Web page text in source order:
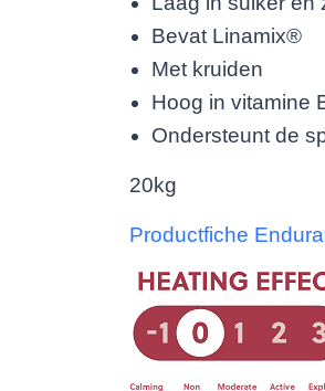
Bevat Linamix®
Met kruiden
Hoog in vitamine
Ondersteunt de
20kg
Productfiche